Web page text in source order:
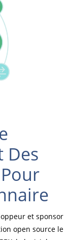
Des
et sponsor
open source le